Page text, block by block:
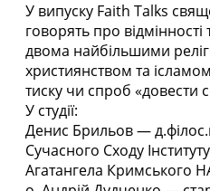
У випуску Faith Talks
говорять про відмінності
двома найбільшими
християнством та
тиску чи спроб «довести
У студії:
Денис Брильов —
Сучасного Сходу
Агатангела Кримського